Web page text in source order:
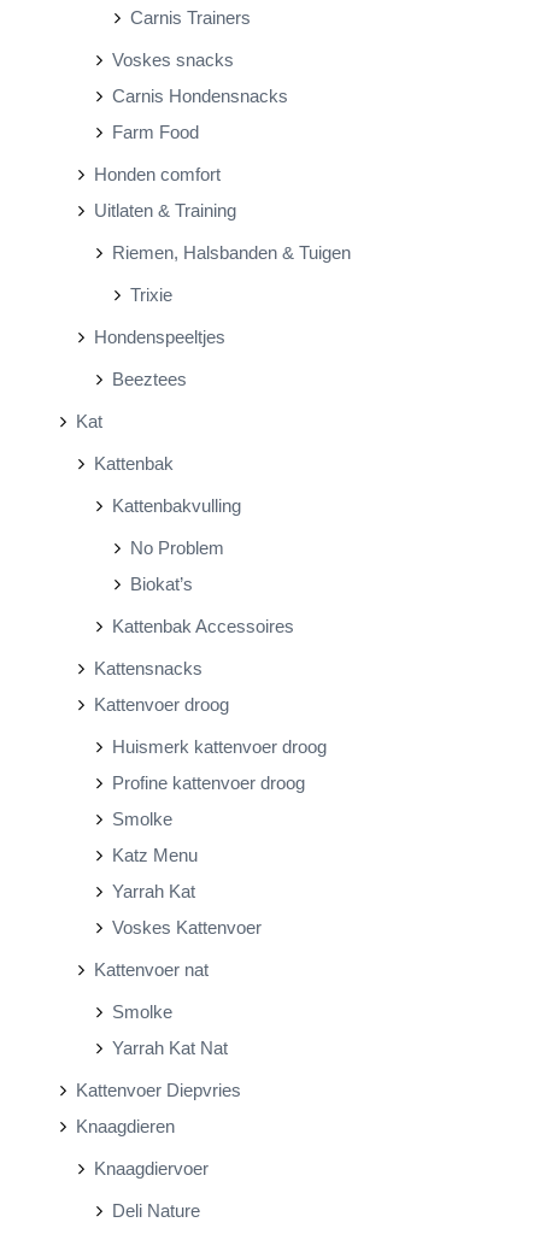
Carnis Trainers
Voskes snacks
Carnis Hondensnacks
Farm Food
Honden comfort
Uitlaten & Training
Riemen, Halsbanden & Tuigen
Trixie
Hondenspeeltjes
Beeztees
Kat
Kattenbak
Kattenbakvulling
No Problem
Biokat’s
Kattenbak Accessoires
Kattensnacks
Kattenvoer droog
Huismerk kattenvoer droog
Profine kattenvoer droog
Smolke
Katz Menu
Yarrah Kat
Voskes Kattenvoer
Kattenvoer nat
Smolke
Yarrah Kat Nat
Kattenvoer Diepvries
Knaagdieren
Knaagdiervoer
Deli Nature